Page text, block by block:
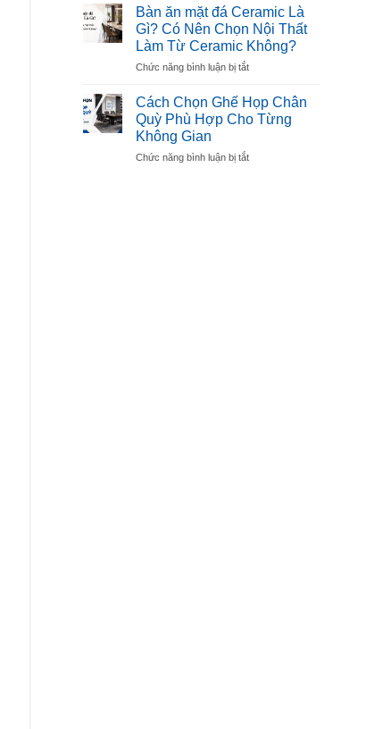
Đẹp,
Bền,
Được
Ưa
Chuộng
Sofa
Là
Gì?
Cách
Mút
Êm,
Bền,
Xẹp
Bàn ăn mặt đá Ceramic Là
Gì? Có Nên Chọn Nội Thất
Làm Từ Ceramic Không?
Chức năng bình luận bị tắtở
ăn
mặt
đá
Là
Cách Chọn Ghế Họp Chân
Quỳ Phù Hợp Cho Từng
Không Gian
Chức năng bình luận bị tắtở